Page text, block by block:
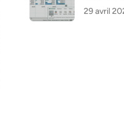
29 avril